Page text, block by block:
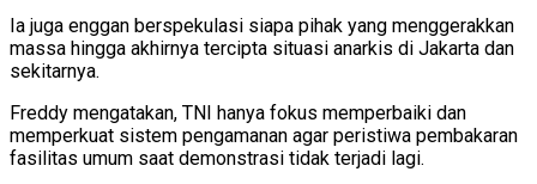
Ia juga enggan berspekulasi siapa pihak yang menggerakkan
massa hingga akhirnya tercipta situasi anarkis di Jakarta dan
sekitarnya.
Freddy mengatakan, TNI hanya fokus memperbaiki dan
memperkuat sistem pengamanan agar peristiwa pembakaran
fasilitas umum saat demonstrasi tidak terjadi lagi.